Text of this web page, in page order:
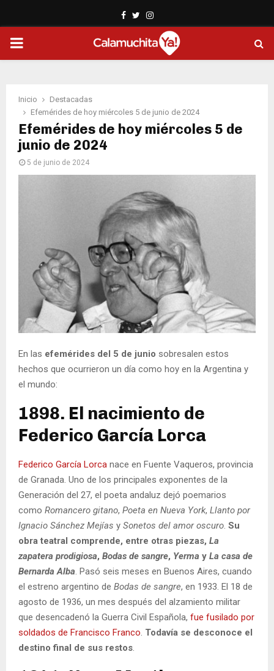
Facebook
TwitterInstagram
PRIMARY
Inicio
Destacadas
Efemérides de hoy miércoles 5 de junio de 2024
Efemérides de hoy miércoles 5 de
junio de 2024
5 de junio de 2024
En las efemérides del 5 de junio sobresalen estos
hechos que ocurrieron un día como hoy en la Argentina y
el mundo:
1898. El nacimiento de
Federico García Lorca
Federico García Lorca nace en Fuente Vaqueros, provincia
de Granada. Uno de los principales exponentes de la
Generación del 27, el poeta andaluz dejó poemarios
como Romancero gitano, Poeta en Nueva York, Llanto por
Ignacio Sánchez Mejías y Sonetos del amor oscuro. Su
obra teatral comprende, entre otras piezas, La
zapatera prodigiosa, Bodas de sangre, Yerma y La casa de
Bernarda Alba. Pasó seis meses en Buenos Aires, cuando
el estreno argentino de Bodas de sangre, en 1933. El 18 de
agosto de 1936, un mes después del alzamiento militar
que desencadenó la Guerra Civil Española, fue fusilado por
soldados de Francisco Franco. Todavía se desconoce el
destino final de sus restos.